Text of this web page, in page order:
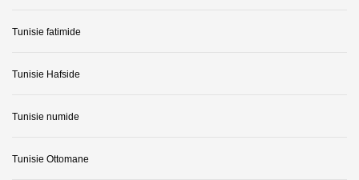
Tunisie fatimide
Tunisie Hafside
Tunisie numide
Tunisie Ottomane